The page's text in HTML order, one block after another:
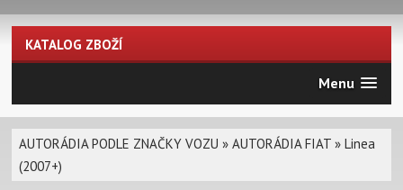
KATALOG ZBOŽÍ
Menu
AUTORÁDIA PODLE ZNAČKY VOZU »AUTORÁDIA FIAT »Linea
(2007+)